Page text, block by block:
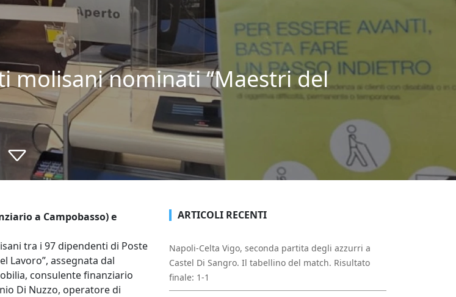
molisani nominati “Maestri del
a Campobasso) e
tra i 97 dipendenti di Poste
Lavoro”, assegnata dal
consulente finanziario
Di Nuzzo, operatore di
ARTICOLI RECENTI
Napoli-Celta Vigo, seconda partita degli azzurri a
Castel Di Sangro. Il tabellino del match. Risultato
finale: 1-1